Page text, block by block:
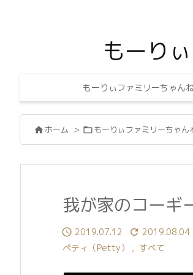
もーり
もーりぃファミリーちゃん
 ホーム > もーりぃファミリーちゃん
我が家のコーギ
 2019.07.12  2019.08.04
ペティ（Petty）
, すべて